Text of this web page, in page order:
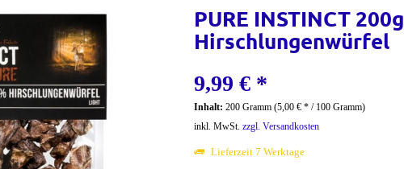
PURE INSTINCT 200g
Hirschlungenwürfel
9,99 € *
Inhalt: 200 Gramm (5,00 € * / 100 Gramm)
inkl. MwSt. zzgl. Versandkosten
Lieferzeit 7 Werktage